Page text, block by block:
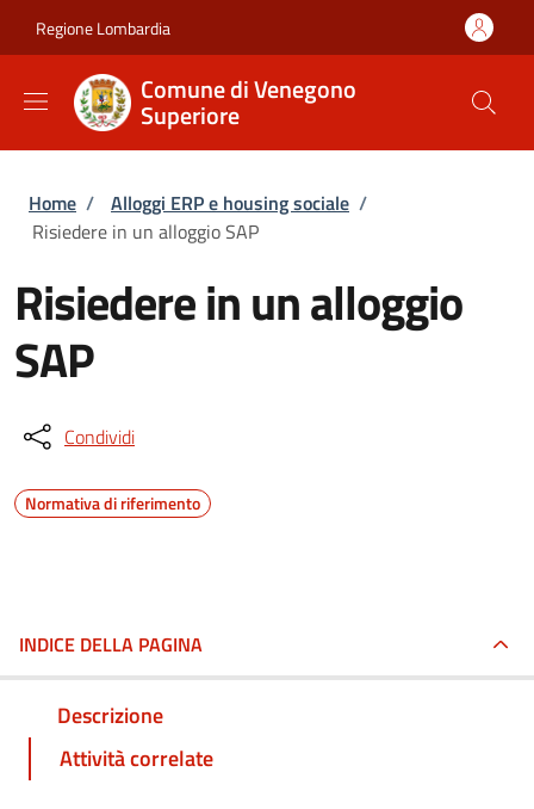
Regione Lombardia
Comune di Venegono
Superiore
Briciole di pane
Home / Alloggi ERP e housing sociale /
Risiedere in un alloggio SAP
Risiedere in un alloggio
SAP
Condividi
Normativa di riferimento
INDICE DELLA PAGINA
Descrizione
Attività correlate